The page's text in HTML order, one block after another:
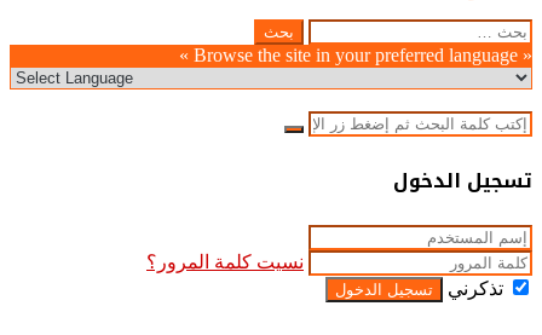
Facebook
Twitter
LinkedIn
Pinterest
Odnoklassniki
Pocket
WhatsApp
Telegram
Viber
زر
الذهاب
إلى
إغلاق
البحث
عن:
« Browse the site in your preferred language »
إغلاق
بحث
إغلاق
تسجيل الدخول
نسيت كلمة المرور؟
تذكرني
تسجيل الدخول